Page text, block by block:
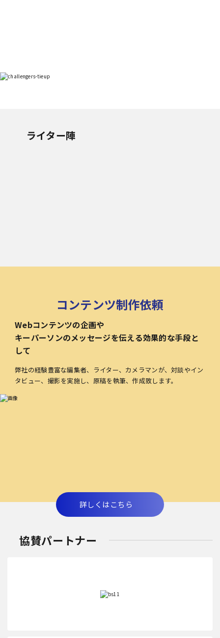
ライター陣
コンテンツ制作依頼
Webコンテンツの企画や
キーパーソンのメッセージを伝える効果的な手段と
して
弊社の経験豊富な編集者、ライター、カメラマンが、対談やイン
タビュー、撮影を実施し、原稿を執筆、作成致します。
詳しくはこちら
協賛パートナー